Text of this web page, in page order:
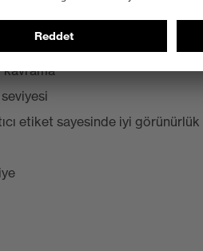
kavrama
etiket sayesinde iyi görünürlük